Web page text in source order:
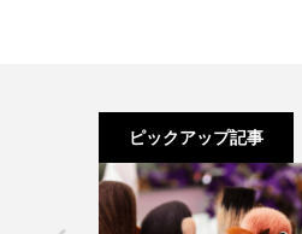
ピックアップ記事